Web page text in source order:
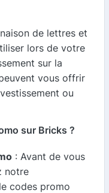
de lettres et
lors de votre
sur la
vous offrir
ou
sur Bricks ?
: Avant de vous
notre
codes promo